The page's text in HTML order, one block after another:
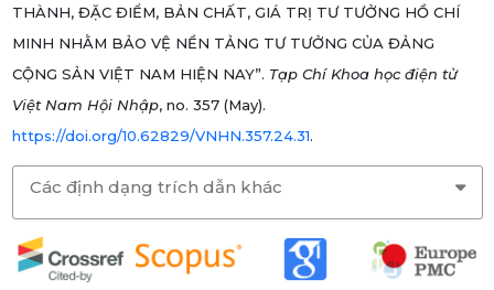
THÀNH, ĐẶC ĐIỂM, BẢN CHẤT, GIÁ TRỊ TƯ TƯỞNG HỒ CHÍ
MINH NHẰM BẢO VỆ NỀN TẢNG TƯ TƯỞNG CỦA ĐẢNG
CỘNG SẢN VIỆT NAM HIỆN NAY”. Tạp Chí Khoa học điện tử
Việt Nam Hội Nhập, no. 357 (May).
https://doi.org/10.62829/VNHN.357.24.31.
Các định dạng trích dẫn khác